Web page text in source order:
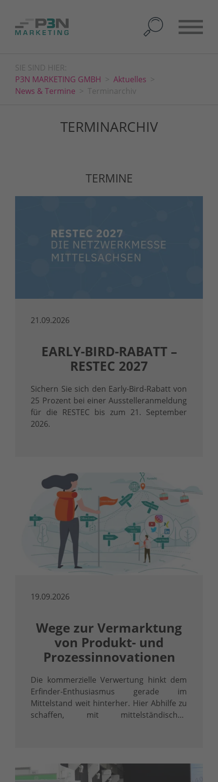
SIE SIND HIER:
P3N MARKETING GMBH
Aktuelles
News & Termine
Terminarchiv
TERMINARCHIV
TERMINE
21.09.2026
EARLY-BIRD-RABATT –
RESTEC 2027
Sichern Sie sich den Early-Bird-Rabatt von
25 Prozent bei einer Ausstelleranmeldung
für die RESTEC bis zum 21. September
2026.
19.09.2026
Wege zur Vermarktung
von Produkt- und
Prozessinnovationen
Die kommerzielle Verwertung hinkt dem
Erfinder-Enthusiasmus gerade im
Mittelstand weit hinterher. Hier Abhilfe zu
schaffen, mit mittelständischen